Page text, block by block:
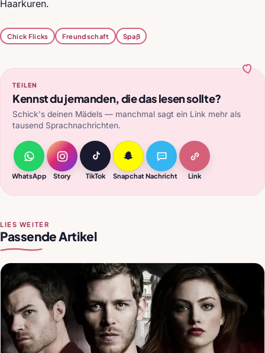
Haarkuren.
Chick Flicks Freundschaft Spaß
TEILEN
Kennst du jemanden, die das lesen sollte?
Schick's deinen Mädels — manchmal sagt ein Link mehr als
tausend Sprachnachrichten.
WhatsApp Story TikTok SnapchatNachricht Link
LIES WEITER
Passende Artikel